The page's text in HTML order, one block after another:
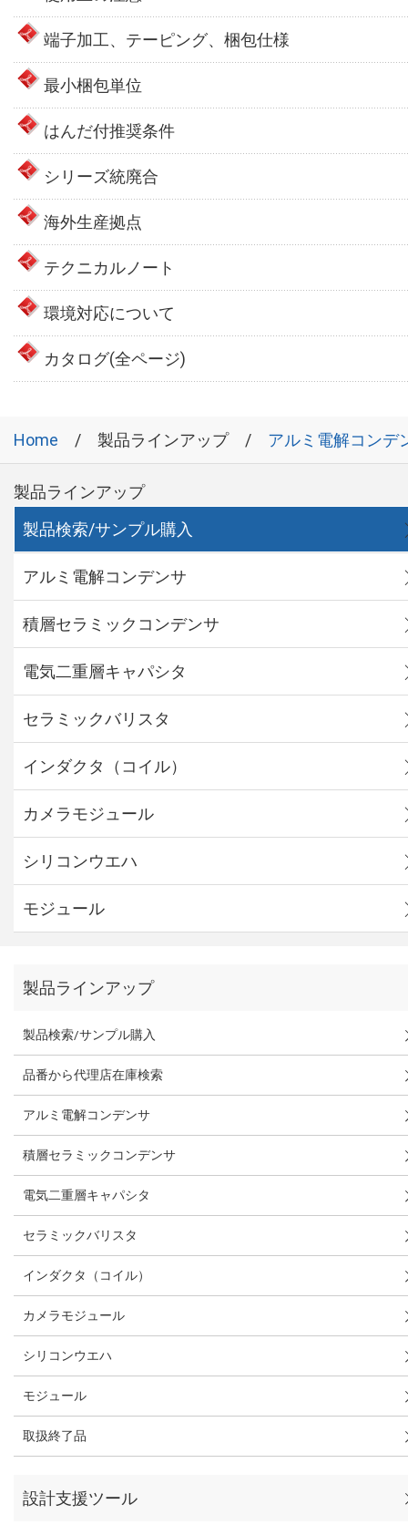
端子加工、テーピング、梱包仕様
最小梱包単位
はんだ付推奨条件
シリーズ統廃合
海外生産拠点
テクニカルノート
環境対応について
カタログ(全ページ)
Home 製品ラインアップ アルミ電解コンデ
製品ラインアップ
製品検索/サンプル購入
アルミ電解コンデンサ
積層セラミックコンデンサ
電気二重層キャパシタ
セラミックバリスタ
インダクタ（コイル）
カメラモジュール
シリコンウエハ
モジュール
製品ラインアップ
製品検索/サンプル購入
品番から代理店在庫検索
アルミ電解コンデンサ
積層セラミックコンデンサ
電気二重層キャパシタ
セラミックバリスタ
インダクタ（コイル）
カメラモジュール
シリコンウエハ
モジュール
取扱終了品
設計支援ツール